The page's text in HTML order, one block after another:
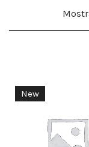
New